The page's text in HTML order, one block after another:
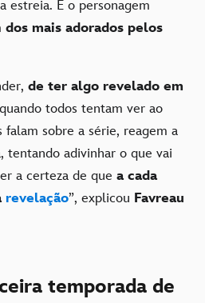
estreia. E o personagem
dos mais adorados pelos
de ter algo revelado em
todos tentam ver ao
sobre a série, reagem a
tentando adivinhar o que vai
a certeza de que a cada
revelação”, explicou Favreau
temporada de